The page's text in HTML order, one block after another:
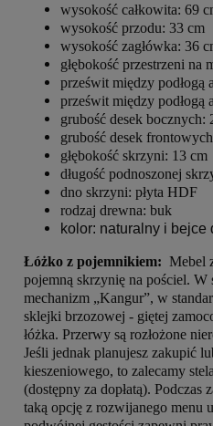
wysokość całkowita: 69
wysokość przodu: 33 cm
wysokość zagłówka: 36
głębokość przestrzeni na
prześwit między podłogą
prześwit między podłogą
grubość desek bocznych:
grubość desek
głębokość skrzyni: 13 cm
długość podnoszonej
dno skrzyni: płyta HDF
rodzaj drewna: buk
kolor: naturalny i bejce
Łóżko z pojemnikiem: Mebel
pojemną skrzynię na pościel. W
mechanizm „Kangur”, w
sklejki brzozowej - giętej
łóżka. Przerwy są rozłożone
Jeśli jednak planujesz zakupić
kieszeniowego, to zalecamy
(dostępny za dopłatą). Podczas
taką opcję z rozwijanego menu